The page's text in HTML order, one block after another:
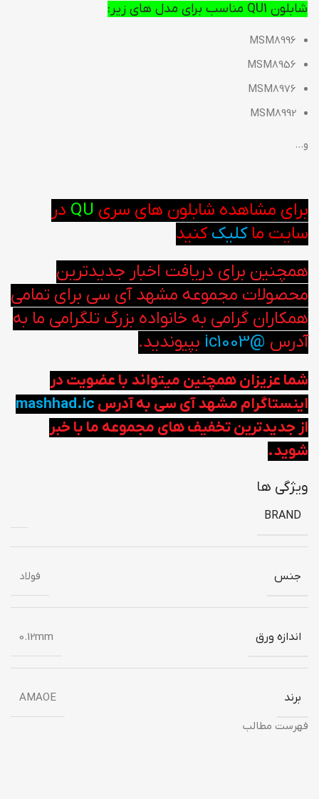
شابلون QU1 مناسب برای مدل های زیر:
MSM8996
MSM8956
MSM8976
MSM8992
و…
برای مشاهده شابلون های سری QU در
سایت ماکلیک کنید
همچنین برای دریافت اخبار جدیدترین
محصولات مجموعه مشهد آی سی برای تمامی
همکاران گرامی به خانواده بزرگ تلگرامی ما به
آدرس @ic1003 بپیوندید.
شما عزیزان همچنین میتواند با عضویت در
اینستاگرام مشهد آی سی به آدرس mashhad.ic
از جدیدترین تخفیف های مجموعه ما با خبر
شوید.
ویژگی ها
BRAND
جنس فولاد
اندازه ورق 0.12mm
برند
AMAOE
فهرست مطالب